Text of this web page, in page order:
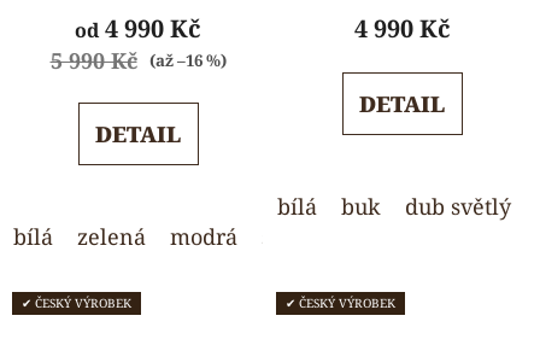
produktu
je
z
5
od4 990 Kč
5 990 Kč (až –16 %)
DETAIL
bílá zelená modrá světle šedá
produktu
je
5,0
z
4 990 Kč
DETAIL
bílá buk dub světlý
✔ ČESKÝ VÝROBEK ✔ ČESKÝ VÝROBEK